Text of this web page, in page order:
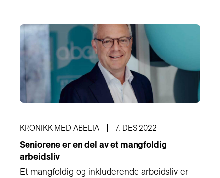
KRONIKK MED ABELIA 7. DES 2022
Seniorene er en del av et mangfoldig
arbeidsliv
Et mangfoldig og inkluderende arbeidsliv er